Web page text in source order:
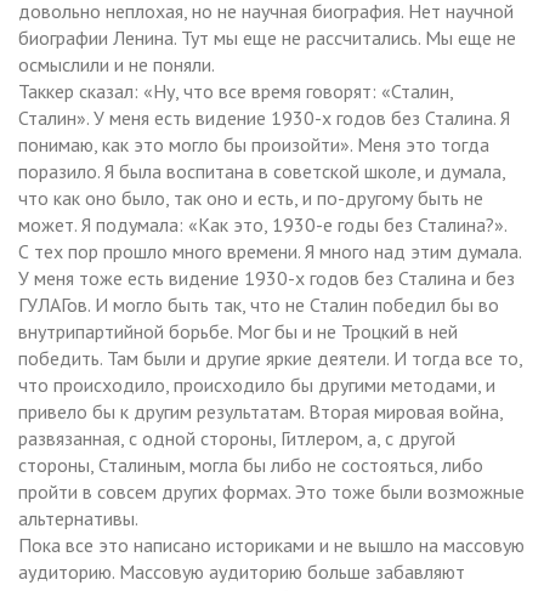
довольно неплохая, но не научная биография. Нет научной
биографии Ленина. Тут мы еще не рассчитались. Мы еще не
осмыслили и не поняли.
Таккер сказал: «Ну, что все время говорят: «Сталин,
Сталин». У меня есть видение 1930-х годов без Сталина. Я
понимаю, как это могло бы произойти». Меня это тогда
поразило. Я была воспитана в советской школе, и думала,
что как оно было, так оно и есть, и по-другому быть не
может. Я подумала: «Как это, 1930-е годы без Сталина?».
С тех пор прошло много времени. Я много над этим думала.
У меня тоже есть видение 1930-х годов без Сталина и без
ГУЛАГов. И могло быть так, что не Сталин победил бы во
внутрипартийной борьбе. Мог бы и не Троцкий в ней
победить. Там были и другие яркие деятели. И тогда все то,
что происходило, происходило бы другими методами, и
привело бы к другим результатам. Вторая мировая война,
развязанная, с одной стороны, Гитлером, а, с другой
стороны, Сталиным, могла бы либо не состояться, либо
пройти в совсем других формах. Это тоже были возможные
альтернативы.
Пока все это написано историками и не вышло на массовую
аудиторию. Массовую аудиторию больше забавляют